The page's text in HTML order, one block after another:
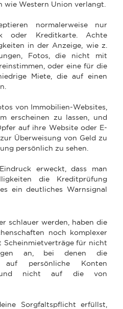
wie Western Union verlangt.
normalerweise nur
oder Kreditkarte. Achte
in der Anzeige, wie z.
Fotos, die nicht mit
oder eine für die
Miete, die auf einen
von Immobilien-Websites,
erscheinen zu lassen, und
auf ihre Website oder E-
Überweisung von Geld zu
persönlich zu sehen.
erweckt, dass man
die Kreditprüfung
ein deutliches Warnsignal
schlauer werden, haben die
noch komplexer
für nicht
an, bei denen die
auf persönliche Konten
und nicht auf die von
Sorgfaltspflicht erfüllst,